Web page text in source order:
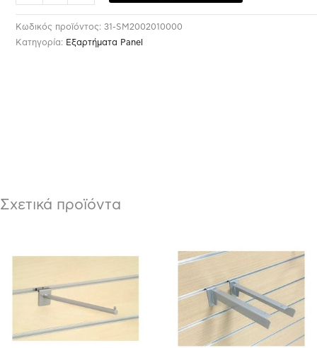
Κωδικός προϊόντος:31-SM2002010000
Κατηγορία: Εξαρτήματα Panel
Σχετικά προϊόντα